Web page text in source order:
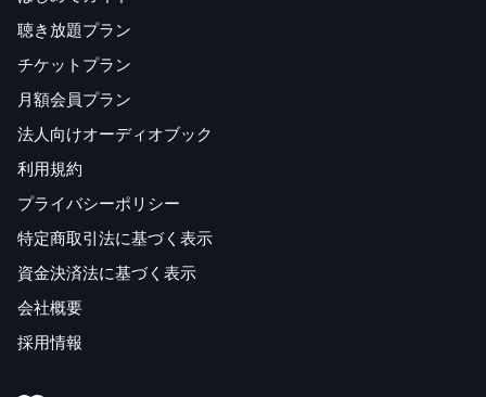
聴き放題プラン
チケットプラン
月額会員プラン
法人向けオーディオブック
利用規約
プライバシーポリシー
特定商取引法に基づく表示
資金決済法に基づく表示
会社概要
採用情報